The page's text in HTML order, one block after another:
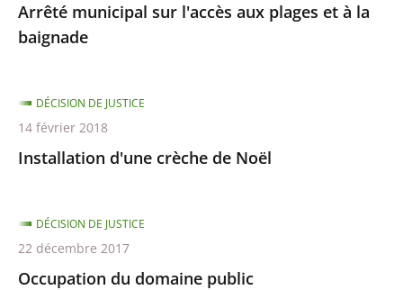
Arrêté municipal sur l'accès aux plages et à la
baignade
Installation d'une crèche de Noël
DÉCISION DE JUSTICE
14 février 2018
Occupation du domaine public
DÉCISION DE JUSTICE
22 décembre 2017